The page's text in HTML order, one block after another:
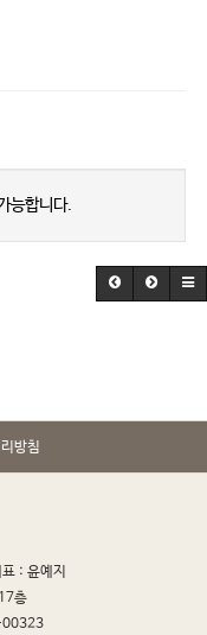
능합니다.
방침
: 윤예지
층
00323